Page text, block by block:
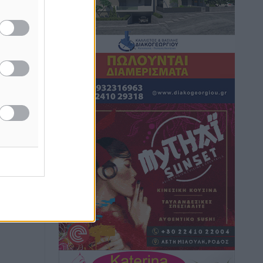
Δύο νέοι ξενώνες παραδόθηκαν στις
Ένοπλες Δυνάμεις στη νήσο Ρω
Τοπικές Ειδήσεις• πριν 3 ώρες
Συνεχίζεται η έξοδος του Αυγούστου –
Πάνω από 34.000 αναχωρούν σήμερα
μόνο από τον Πειραιά
πριν 3 ώρες
Μόνιμες θέσεις στους παιδικούς
σταθμούς: Οι προϋποθέσεις, η 24μηνη
εμπειρία και οι προθεσμίες για τους
Τοπικές Ειδήσεις πριν 3 ώρες
Δεύτερη πηγή εισοδήματος για τους
επαγγελματίες ψαράδες ο αλιευτικός